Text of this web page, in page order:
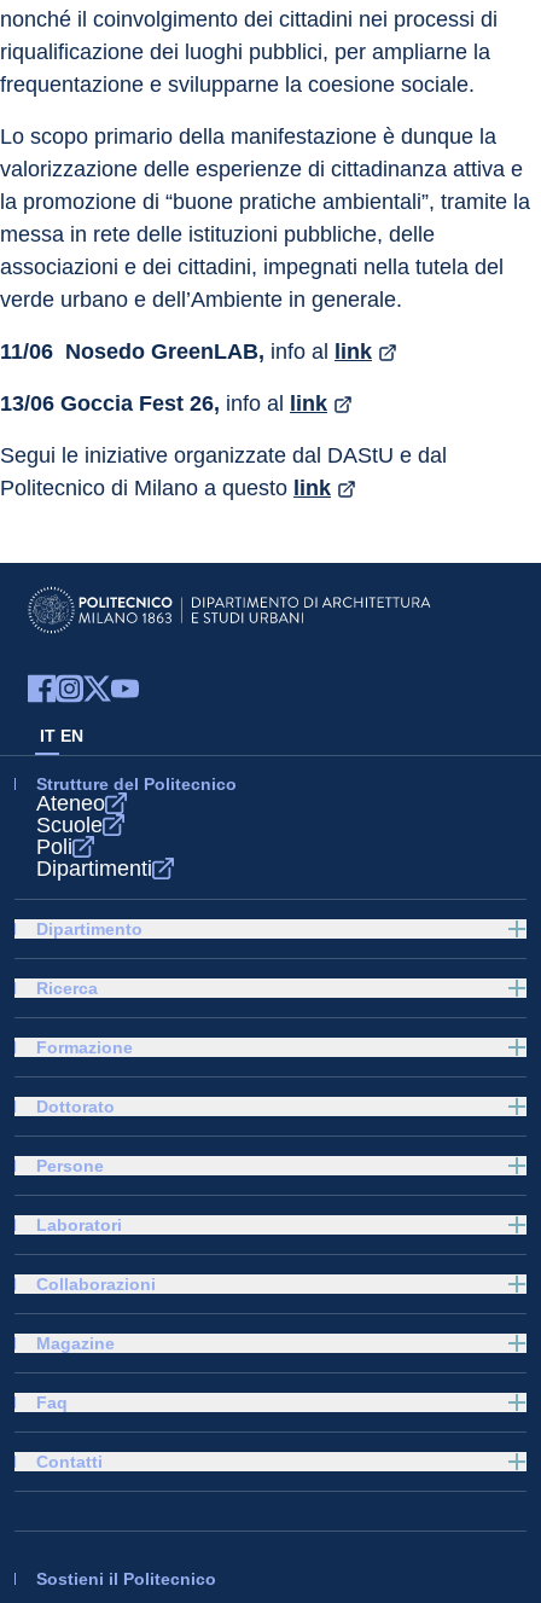
nonché il coinvolgimento dei cittadini nei processi di
riqualificazione dei luoghi pubblici, per ampliarne la
frequentazione e svilupparne la coesione sociale.
Lo scopo primario della manifestazione è dunque la
valorizzazione delle esperienze di cittadinanza attiva e
la promozione di “buone pratiche ambientali”, tramite la
messa in rete delle istituzioni pubbliche, delle
associazioni e dei cittadini, impegnati nella tutela del
verde urbano e dell’Ambiente in generale.
11/06 Nosedo GreenLAB, info al link
13/06 Goccia Fest 26, info al link
Segui le iniziative organizzate dal DAStU e dal
Politecnico di Milano a questo link
IT EN
Strutture del Politecnico
Ateneo
Scuole
Poli
Dipartimenti
Dipartimento
Ricerca
Formazione
Dottorato
Persone
Laboratori
Collaborazioni
Magazine
Faq
Sostieni il Politecnico
Contatti